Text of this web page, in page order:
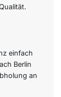
einfach
Berlin
an